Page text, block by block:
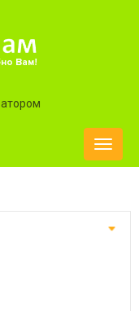
Toggle